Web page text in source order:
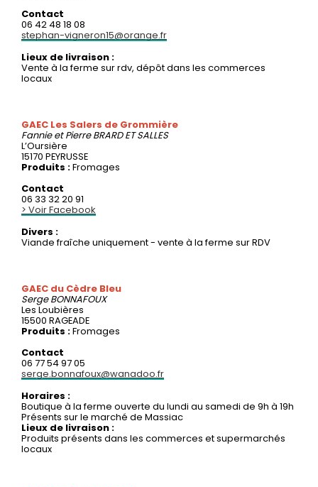
Contact
06 42 48 18 08
stephan-vigneron15@orange.fr
Lieux de livraison :
Vente à la ferme sur rdv, dépôt dans les commerces
locaux
GAEC Les Salers de Grommière
Fannie et PierreBRARD ET SALLES
L’Oursière
15170 PEYRUSSE
Produits :Fromages
Contact
06 33 32 20 91
> Voir Facebook
Divers :
Viande fraîche uniquement - vente à la ferme sur RDV
GAEC du Cèdre Bleu
SergeBONNAFOUX
Les Loubières
15500 RAGEADE
Produits :Fromages
Contact
06 77 54 97 05
serge.bonnafoux@wanadoo.fr
Horaires :
Boutique à la ferme ouverte du lundi au samedi de 9h à 19h
Présents sur le marché de Massiac
Lieux de livraison :
Produits présents dans les commerces et supermarchés
locaux